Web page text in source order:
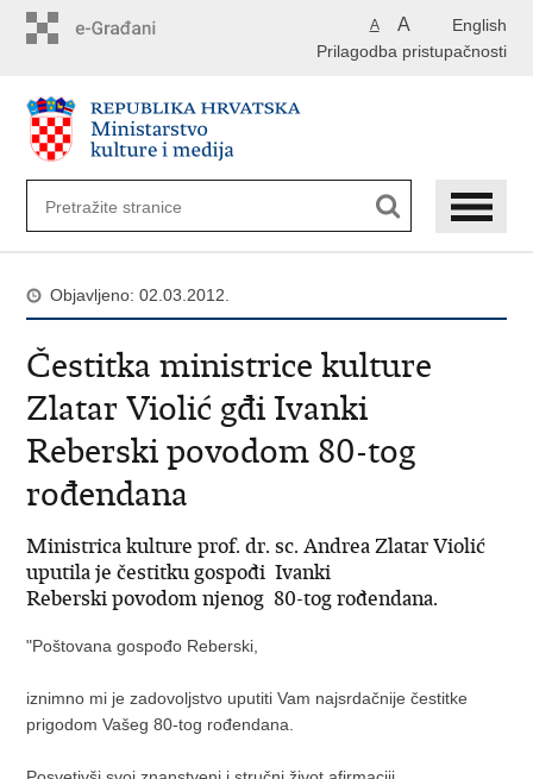
English
A A
Prilagodba pristupačnosti
Objavljeno: 02.03.2012.
Čestitka ministrice kulture
Zlatar Violić gđi Ivanki
Reberski povodom 80-tog
rođendana
Ministrica kulture prof. dr. sc. Andrea Zlatar Violić
uputila je čestitku gospođi Ivanki
Reberski povodom njenog 80-tog rođendana.
"Poštovana gospođo Reberski,
iznimno mi je zadovoljstvo uputiti Vam najsrdačnije čestitke
prigodom Vašeg 80-tog rođendana.